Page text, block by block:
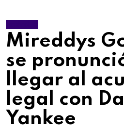
Mireddys
se
llegar al
legal con
Yankee